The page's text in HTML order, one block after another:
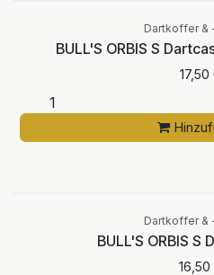
Dartkoffer &
BULL'S ORBIS S
17,50
Dartkoffer &
BULL'S ORBIS S
16,50